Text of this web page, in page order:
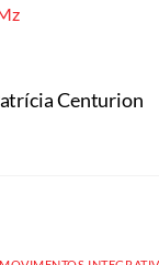
Centurion